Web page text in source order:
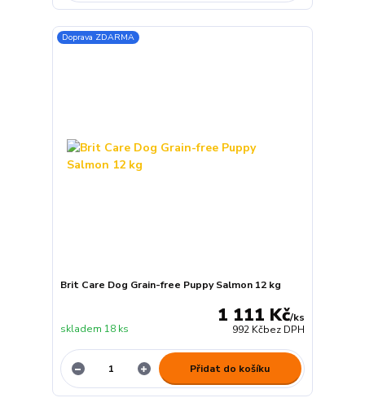
Doprava ZDARMA
Brit Care Dog Grain-free Puppy Salmon 12 kg
1 111 Kč/ks
992 Kčbez DPH
skladem 18 ks
Přidat do košíku